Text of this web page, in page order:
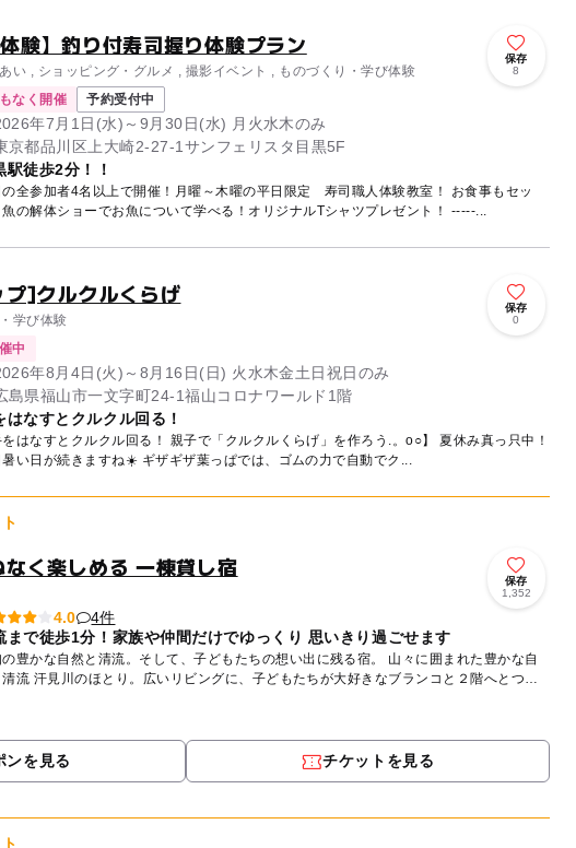
験】釣り付寿司握り体験プラン
い , ショッピング・グルメ , 撮影イベント , ものづくり・学び体験
保存
8
なく開催 予約受付中
年7月1日(水)～9月30日(水) 月火水木のみ
京都品川区上大崎2-27-1サンフェリスタ目黒5F
駅徒歩2分！！
の全参加者4名以上で開催！月曜～木曜の平日限定 寿司職人体験教室！ お食事もセッ
ト！魚の解体ショーでお魚について学べる！オリジナルTシャツプレゼント！ -----...
プ]クルクルくらげ
学び体験
保存
0
中
年8月4日(火)～8月16日(日) 火水木金土日祝日のみ
島県福山市一文字町24-1福山コロナワールド1階
はなすとクルクル回る！
をはなすとクルクル回る！ 親子で「クルクルくらげ」を作ろう.。o○】 夏休み真っ只中！
毎日暑い日が続きますね☀️ ギザギザ葉っぱでは、ゴムの力で自動でク...
なく楽しめる 一棟貸し宿
保存
1,352
4.0
4件
まで徒歩1分！家族や仲間だけでゆっくり 思いきり過ごせます
豊かな自然と清流。そして、子どもたちの想い出に残る宿。 山々に囲まれた豊かな自
清流 汗見川のほとり。広いリビングに、子どもたちが大好きなブランコと２階へとつ
ンを見る チケットを見る